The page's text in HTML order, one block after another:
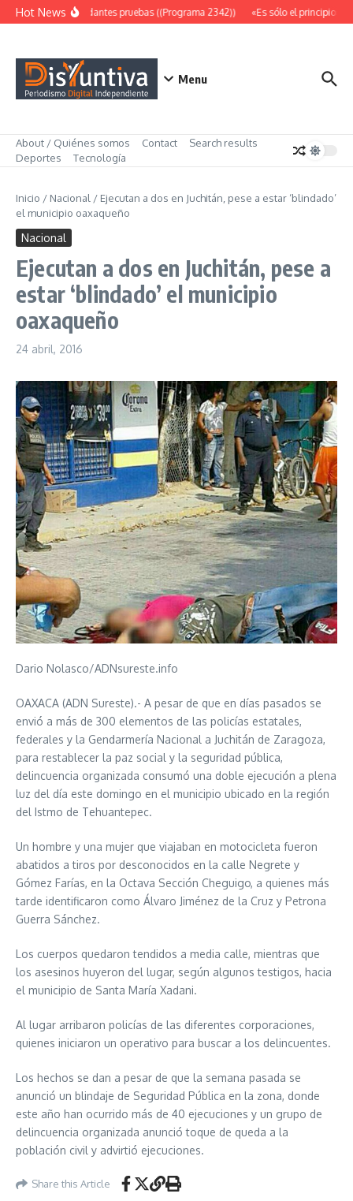
Saltar al contenido
Hot NewsAbundantes pruebas ((Programa 2342)) «Es sólo el principio»
Menu
About / Quiénes somos Contact
Search results
Deportes
Tecnología
Inicio / Nacional / Ejecutan a dos en Juchitán, pese a estar ‘blindado’
el municipio oaxaqueño
Nacional
Ejecutan a dos en Juchitán, pese a
estar ‘blindado’ el municipio
oaxaqueño
24 abril, 2016
Dario Nolasco/ADNsureste.info
OAXACA (ADN Sureste).- A pesar de que en días pasados se
envió a más de 300 elementos de las policías estatales,
federales y la Gendarmería Nacional a Juchitán de Zaragoza,
para restablecer la paz social y la seguridad pública,
delincuencia organizada consumó una doble ejecución a plena
luz del día este domingo en el municipio ubicado en la región
del Istmo de Tehuantepec.
Un hombre y una mujer que viajaban en motocicleta fueron
abatidos a tiros por desconocidos en la calle Negrete y
Gómez Farías, en la Octava Sección Cheguigo, a quienes más
tarde identificaron como Álvaro Jiménez de la Cruz y Petrona
Guerra Sánchez.
Los cuerpos quedaron tendidos a media calle, mientras que
los asesinos huyeron del lugar, según algunos testigos, hacia
el municipio de Santa María Xadani.
Al lugar arribaron policías de las diferentes corporaciones,
quienes iniciaron un operativo para buscar a los delincuentes.
Los hechos se dan a pesar de que la semana pasada se
anunció un blindaje de Seguridad Pública en la zona, donde
este año han ocurrido más de 40 ejecuciones y un grupo de
delincuencia organizada anunció toque de queda a la
población civil y advirtió ejecuciones.
Share this Article